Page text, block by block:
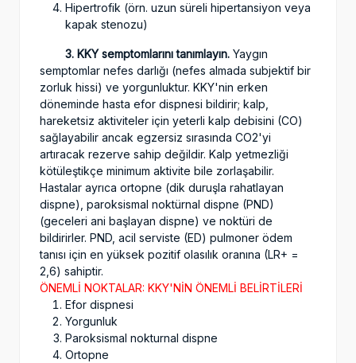
Hipertrofik (örn. uzun süreli hipertansiyon veya
kapak stenozu)
3. KKY semptomlarını tanımlayın. Yaygın
semptomlar nefes darlığı (nefes almada subjektif bir
zorluk hissi) ve yorgunluktur. KKY'nin erken
döneminde hasta efor dispnesi bildirir; kalp,
hareketsiz aktiviteler için yeterli kalp debisini (CO)
sağlayabilir ancak egzersiz sırasında CO2'yi
artıracak rezerve sahip değildir. Kalp yetmezliği
kötüleştikçe minimum aktivite bile zorlaşabilir.
Hastalar ayrıca ortopne (dik duruşla rahatlayan
dispne), paroksismal noktürnal dispne (PND)
(geceleri ani başlayan dispne) ve noktüri de
bildirirler. PND, acil serviste (ED) pulmoner ödem
tanısı için en yüksek pozitif olasılık oranına (LR+ =
2,6) sahiptir.
ÖNEMLİ NOKTALAR: KKY'NİN ÖNEMLİ BELİRTİLERİ
Efor dispnesi
Yorgunluk
Paroksismal nokturnal dispne
Ortopne